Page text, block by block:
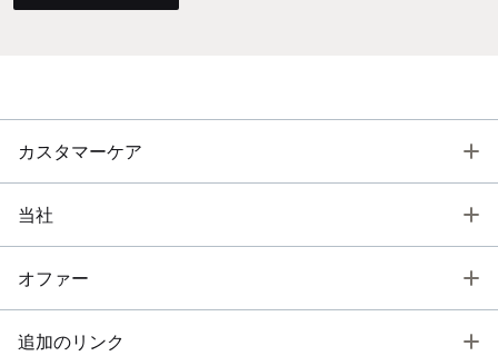
カスタマーケア
当社
オファー
追加のリンク